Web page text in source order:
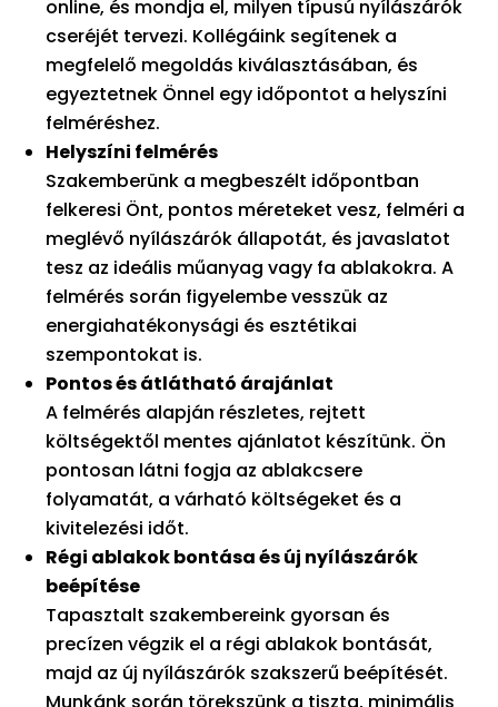
online, és mondja el, milyen típusú nyílászárók
cseréjét tervezi. Kollégáink segítenek a
megfelelő megoldás kiválasztásában, és
egyeztetnek Önnel egy időpontot a helyszíni
felméréshez.
Helyszíni felmérés
Szakemberünk a megbeszélt időpontban
felkeresi Önt, pontos méreteket vesz, felméri a
meglévő nyílászárók állapotát, és javaslatot
tesz az ideális műanyag vagy fa ablakokra. A
felmérés során figyelembe vesszük az
energiahatékonysági és esztétikai
szempontokat is.
Pontos és átlátható árajánlat
A felmérés alapján részletes, rejtett
költségektől mentes ajánlatot készítünk. Ön
pontosan látni fogja az ablakcsere
folyamatát, a várható költségeket és a
kivitelezési időt.
Régi ablakok bontása és új nyílászárók
beépítése
Tapasztalt szakembereink gyorsan és
precízen végzik el a régi ablakok bontását,
majd az új nyílászárók szakszerű beépítését.